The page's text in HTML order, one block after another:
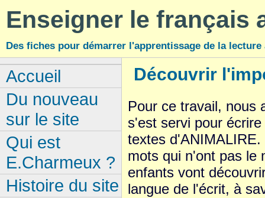
Enseigner le français
Des fiches pour démarrer l'apprentissage de la lecture
Découvrir
Pour ce travail, nous
s'est servi pour
textes
mots qui n'ont pas le
enfants vont
langue de l'écrit, à
Accueil
Du nouveau
sur le site
Qui est
E.Charmeux ?
Histoire du site